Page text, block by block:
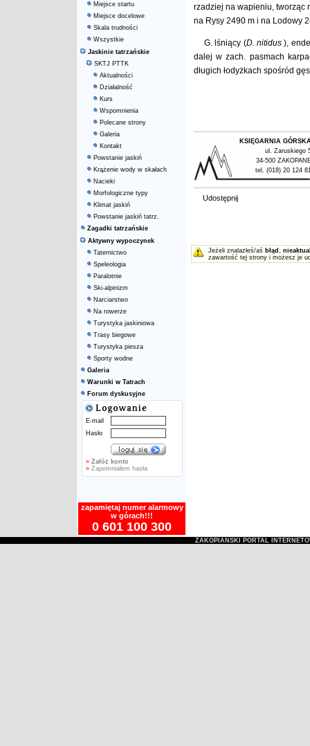
Miejsce startu
Miejsce docelowe
Skala trudności
Wszystkie
Jaskinie tatrzańskie
SKTJ PTTK
Aktualności
Działalność
Kurs
Wspomnienia
Polecane strony
Galeria
Kontakt
Powstanie jaskiń
Krążenie wody w skałach
Nacieki
Morfologiczne typy
Klimat jaskiń
Powstanie jaskiń tatrz.
Zagadki tatrzańskie
Aktywny wypoczynek
Taternictwo
Speleologia
Paralotnie
Ski-alpinizm
Narciarstwo
Na rowerze
Turystyka jaskiniowa
Trasy biegowe
Turystyka piesza
Sporty wodne
Galeria
Warunki w Tatrach
Forum dyskusyjne
E-mail
Hasło
» Załóż konto
»Zapomniałem hasła
zapamiętaj numer alarmowy
w górach!!!
0 601 100 300
rzadziej na wapieniu, tworząc
na Rysy 2490 m i na Lodowy
G. lśniący (D. nitidus),
dalej w zach. pasmach
długich łodyżkach spośród
KSIĘGARNIA
ul. Zaruskiego
34-500
tel. (018) 20 124
Udostępnij
Jeżeli znalazłeś/aś błąd ,
zawartość tej strony i możesz je
ZAKOPIAŃSKI PORTAL